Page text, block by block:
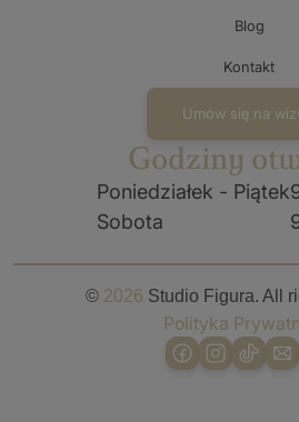
Blog
Kontakt
Umów się na
Godziny
Poniedziałek - Piątek
Sobota
© 2026 Studio Figura. All
Polityka